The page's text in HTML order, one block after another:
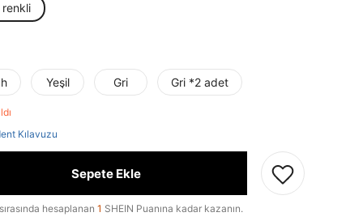
Yeşil Gri Gri *2 adet
Kılavuzu
Sepete Ekle
hesaplanan 1 SHEIN Puanına kadar kazanın.